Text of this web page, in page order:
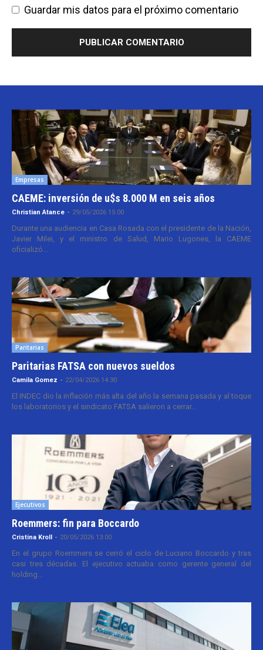
Guardar mis datos para el próximo comentario
Empresas
CAEME: inversión de u$s 8.000 M en seis años
Christian Atance - 29/05/2026 15:00
Durante una audiencia en Casa Rosada con el presidente de la Nación,
Javier Milei, y el ministro de Salud, Mario Lugones, la CAEME
oficializó...
Paritarias
Paritarias FATSA con nuevos sueldos
Camila Gomez - 22/04/2026 14:30
El INDEC dio la inflación más alta del año la semana pasada y al toque
los laboratorios y el sindicato FATSA salieron a cerrar...
Ejecutivos
Roemmers: fin para Boccardo
Cristina Kroll - 20/05/2026 13:00
En el grupo Roemmers se cerró el ciclo de Luciano Boccardo y tras
casi tres décadas. El ejecutivo actuaba como gerente general del
holding...